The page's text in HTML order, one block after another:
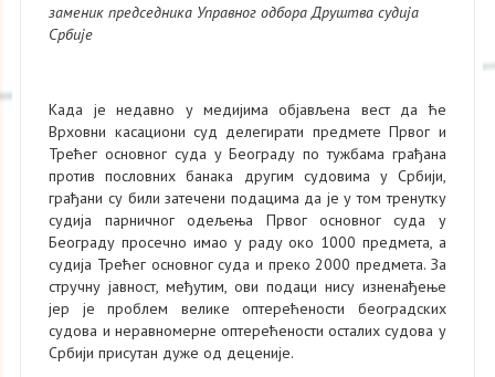
заменик председника Управног одбора Друштва судија
Србије
Када је недавно у медијима објављена вест да ће
Врховни касациони суд делегирати предмете Првог и
Трећег основног суда у Београду по тужбама грађана
против пословних банака другим судовима у Србији,
грађани су били затечени подацима да је у том тренутку
судија парничног одељења Првог основног суда у
Београду просечно имао у раду око 1000 предмета, а
судија Трећег основног суда и преко 2000 предмета. За
стручну јавност, међутим, ови подаци нису изненађење
јер је проблем велике оптерећености београдских
судова и неравномерне оптерећености осталих судова у
Србији присутан дуже од деценије.